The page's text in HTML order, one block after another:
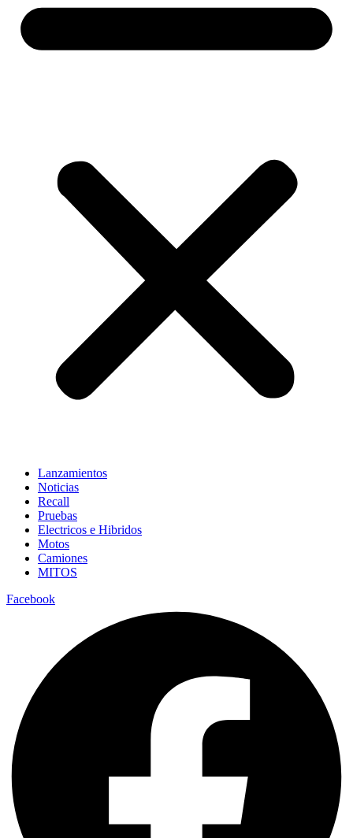
Lanzamientos
Noticias
Recall
Pruebas
Electricos e Hibridos
Motos
Camiones
MITOS
Facebook